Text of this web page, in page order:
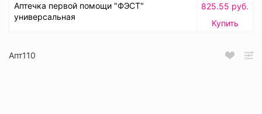
Аптечка первой помощи "ФЭСТ"
универсальная
825.55 руб.
Купить
Апт110